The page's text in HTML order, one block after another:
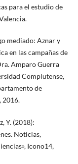
para el estudio de
mediado: Aznar y
en las campañas de
Amparo Guerra
Complutense,
de
2016.
Y. (2018):
Noticias,
Icono14,